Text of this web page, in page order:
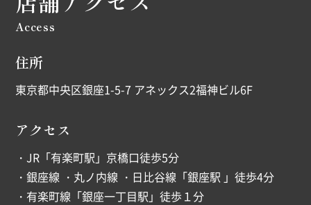
Access
住所
東京都中央区銀座1-5-7 アネックス2福神ビル6F
アクセス
・JR「有楽町駅」京橋口徒歩5分
・銀座線 ・丸ノ内線 ・日比谷線「銀座駅 」徒歩4分
・有楽町線「銀座一丁目駅」徒歩１分